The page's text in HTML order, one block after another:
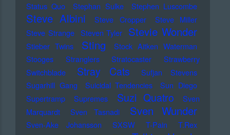
Status Quo
Stephan Sulke Stephen Luscombe
Steve Albini Steve Cropper
Steve Miller
Steve Strange Steven Tyler Stevie Wonder
Stieber Twins Sting
Stock Aitken Waterman
Stooges
Stranglers Stratocaster
Strawberry
Switchblade
Stray Cats
Sufjan Stevens
Sugarhill Gang
Suicidal Tendencies
Sun Diego
Supertramp
Supremes Suzi Quatro
Sven
Marquardt
Sven Tasnadi Sven Wunder
Sven-Ake Johansson SXSW T-Pain
T.Rex